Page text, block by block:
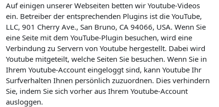
Auf einigen unserer Webseiten betten wir Youtube-Videos
ein. Betreiber der entsprechenden Plugins ist die YouTube,
LLC, 901 Cherry Ave., San Bruno, CA 94066, USA. Wenn Sie
eine Seite mit dem YouTube-Plugin besuchen, wird eine
Verbindung zu Servern von Youtube hergestellt. Dabei wird
Youtube mitgeteilt, welche Seiten Sie besuchen. Wenn Sie in
Ihrem Youtube-Account eingeloggt sind, kann Youtube Ihr
Surfverhalten Ihnen persönlich zuzuordnen. Dies verhindern
Sie, indem Sie sich vorher aus Ihrem Youtube-Account
ausloggen.